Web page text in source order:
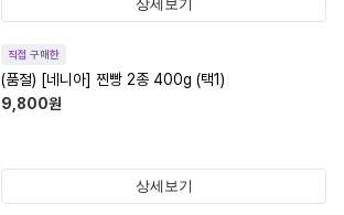
상세보기
직접 구매한
(품절) [네니아] 찐빵 2종 400g (택1)
9,800원
상세보기